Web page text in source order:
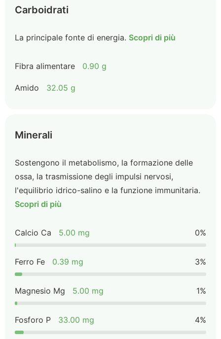
Carboidrati
La principale fonte di energia. Scopri di più
Fibra alimentare 0.90 g
Amido 32.05 g
Minerali
Sostengono il metabolismo, la formazione delle
ossa, la trasmissione degli impulsi nervosi,
l'equilibrio idrico-salino e la funzione immunitaria.
Scopri di più
Calcio Ca 5.00 mg 0%
Ferro Fe 0.39 mg 3%
Magnesio Mg 5.00 mg 1%
Fosforo P 33.00 mg 4%